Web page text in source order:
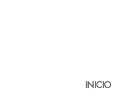
INICIO